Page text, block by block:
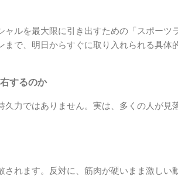
ルを最大限に引き出すための「スポーツ
で、明日からすぐに取り入れられる具体
するのか
力ではありません。実は、多くの人が見
れます。反対に、筋肉が硬いまま激しい